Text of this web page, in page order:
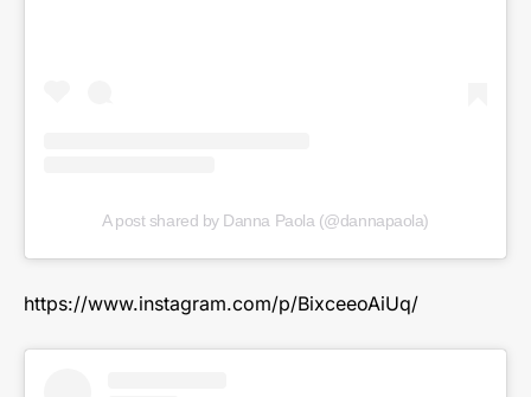
A post shared by Danna Paola (@dannapaola)
https://www.instagram.com/p/BixceeoAiUq/